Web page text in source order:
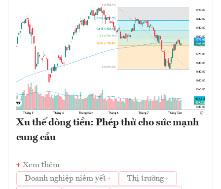
Xu thế dòng tiền: Phép thử cho sức mạnh
cung cầu
Xem thêm
Doanh nghiệp niêm yết
Thị trường